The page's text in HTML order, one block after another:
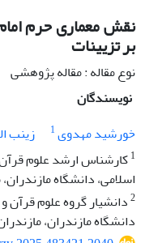
نقش معماری حرم
بر تزیینات
نوع مقاله : مقاله پژوهشی
نویسندگان
خورشید مهدوی1 زینب
1کارشناس ارشد علوم
اسلامی، دانشگاه
2دانشیار گروه علوم قرآن
دانشگاه مازندران،